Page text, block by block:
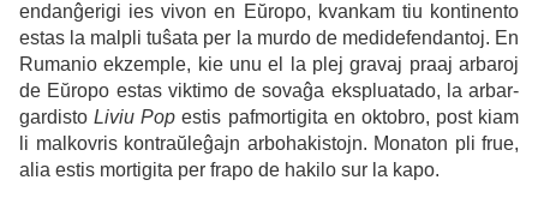
endanĝerigi ies vivon en Eŭropo, kvankam tiu kontinento
estas la malpli tuŝata per la murdo de medidefendantoj. En
Rumanio ekzemple, kie unu el la plej gravaj praaj arbaroj
de Eŭropo estas viktimo de sovaĝa ekspluatado, la arbar-
gardistoLiviu Pop estis pafmortigita en oktobro, post kiam
li malkovris kontraŭleĝajn arbohakistojn. Monaton pli frue,
alia estis mortigita per frapo de hakilo sur la kapo.